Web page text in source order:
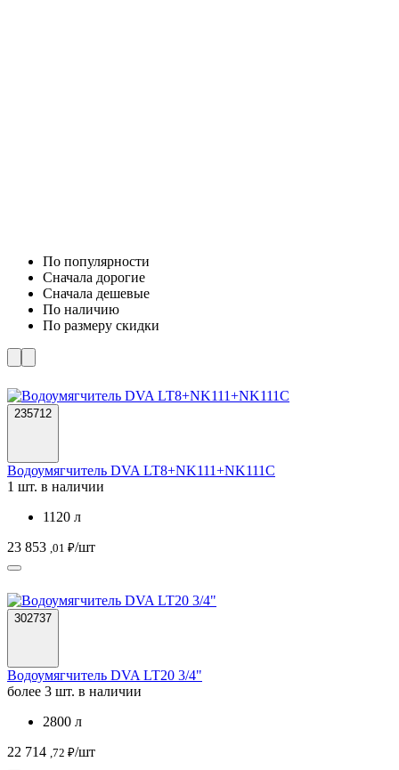
По популярности
Cначала дорогие
Cначала дешевые
По наличию
По размеру скидки
235712
Водоумягчитель DVA LT8+NK111+NK111C
1 шт. в наличии
1120 л
23 853 ,01 ₽/шт
302737
Водоумягчитель DVA LT20 3/4"
более 3 шт. в наличии
2800 л
22 714 ,72 ₽/шт